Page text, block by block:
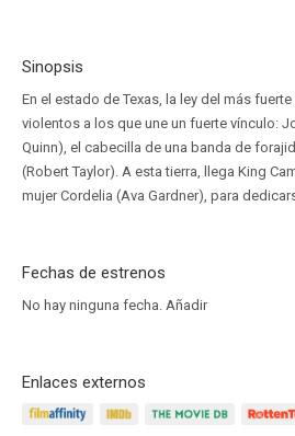
Sinopsis
En el estado de Texas, la ley del más
violentos a los que une un fuerte vínculo:
Quinn), el cabecilla de una banda de
(Robert Taylor). A esta tierra, llega King
mujer Cordelia (Ava Gardner), para
Fechas de estrenos
No hay ninguna fecha. Añadir
Enlaces externos